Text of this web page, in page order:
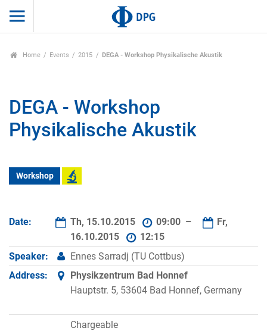
Home Events 2015 DEGA - Workshop Physikalische Akustik
DEGA - Workshop
Physikalische Akustik
Workshop
Date: Th, 15.10.2015 09:00 –
Fr,
16.10.2015
12:15
Speaker:
Ennes Sarradj (TU Cottbus)
Address:
Physikzentrum Bad Honnef
Hauptstr. 5, 53604 Bad Honnef, Germany
Chargeable